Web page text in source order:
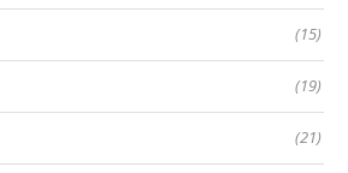
(15)
(19)
(21)